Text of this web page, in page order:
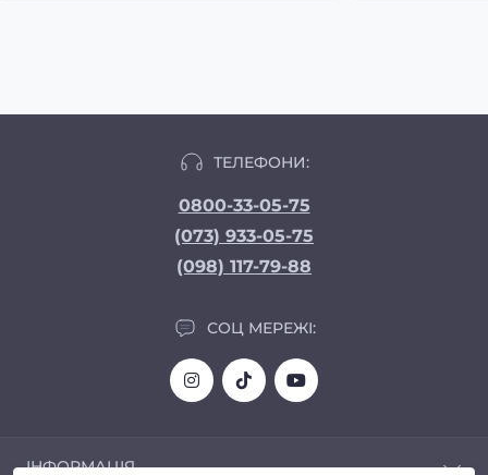
ТЕЛЕФОНИ:
0800-33-05-75
(073) 933-05-75
(098) 117-79-88
СОЦ МЕРЕЖІ:
ІНФОРМАЦІЯ